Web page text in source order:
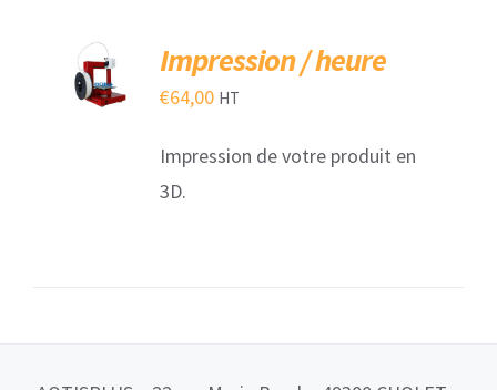
AU
PANIER
/
Impression / heure
€64,00 HT
Impression de votre produit en
3D.